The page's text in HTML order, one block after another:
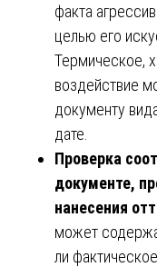
факта
целью его
Термическое,
воздействие
документу
дате.
Проверка
документе,
нанесения
может
ли